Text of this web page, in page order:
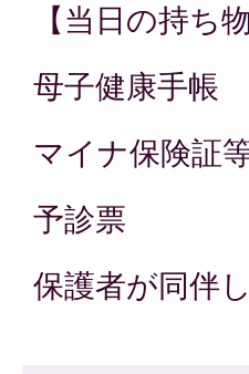
【当日の持ち物
母子健康手帳
マイナ保険証
予診票
保護者が同伴